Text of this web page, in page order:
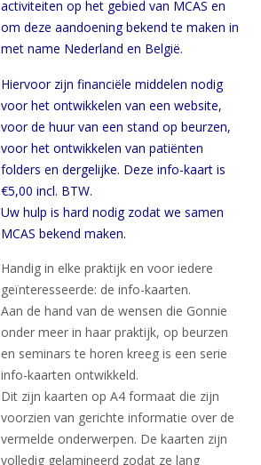
activiteiten op het gebied van MCAS en
om deze aandoening bekend te maken in
met name Nederland en België.
Hiervoor zijn financiële middelen nodig
voor het ontwikkelen van een website,
voor de huur van een stand op beurzen,
voor het ontwikkelen van patiënten
folders en dergelijke. Deze info-kaart is
€5,00 incl. BTW.
Uw hulp is hard nodig zodat we samen
MCAS bekend maken.
Handig in elke praktijk en voor iedere
geïnteresseerde: de info-kaarten.
Aan de hand van de wensen die Gonnie
onder meer in haar praktijk, op beurzen
en seminars te horen kreeg is een serie
info-kaarten ontwikkeld.
Dit zijn kaarten op A4 formaat die zijn
voorzien van gerichte informatie over de
vermelde onderwerpen. De kaarten zijn
volledig gelamineerd zodat ze lang